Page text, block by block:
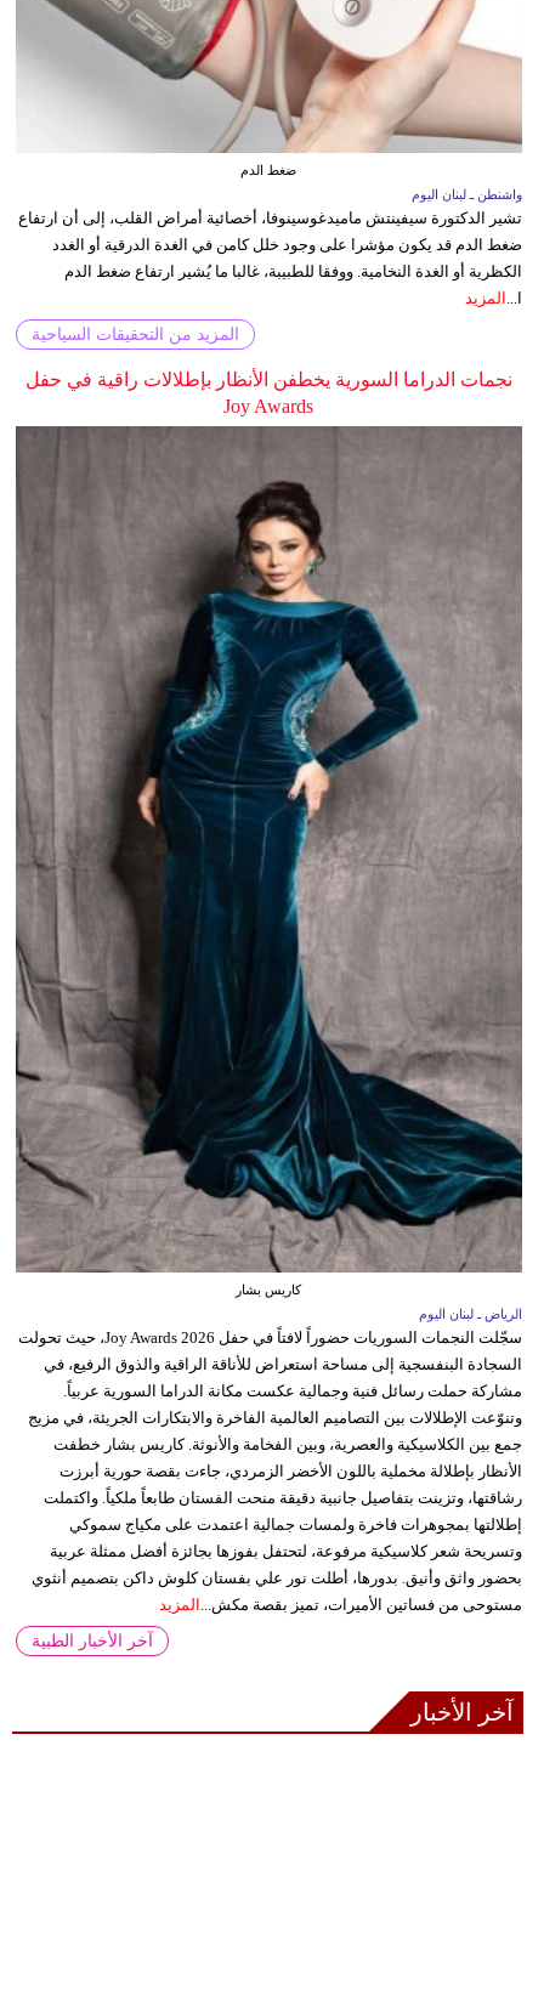
ضغط الدم
واشنطن ـ لبنان اليوم
تشير الدكتورة سيفينتش ماميدغوسينوفا، أخصائية أمراض القلب، إلى أن ارتفاع
ضغط الدم قد يكون مؤشرا على وجود خلل كامن في الغدة الدرقية أو الغدد
الكظرية أو الغدة النخامية. ووفقا للطبيبة، غالبا ما يُشير ارتفاع ضغط الدم
ا...
المزيد
المزيد من التحقيقات السياحية
نجمات الدراما السورية يخطفن الأنظار بإطلالات راقية في حفل
Joy Awards
كاريس بشار
الرياض ـ لبنان اليوم
سجّلت النجمات السوريات حضوراً لافتاً في حفل Joy Awards 2026، حيث تحولت
السجادة البنفسجية إلى مساحة استعراض للأناقة الراقية والذوق الرفيع، في
مشاركة حملت رسائل فنية وجمالية عكست مكانة الدراما السورية عربياً.
وتنوّعت الإطلالات بين التصاميم العالمية الفاخرة والابتكارات الجريئة، في مزيج
جمع بين الكلاسيكية والعصرية، وبين الفخامة والأنوثة. كاريس بشار خطفت
الأنظار بإطلالة مخملية باللون الأخضر الزمردي، جاءت بقصة حورية أبرزت
رشاقتها، وتزينت بتفاصيل جانبية دقيقة منحت الفستان طابعاً ملكياً. واكتملت
إطلالتها بمجوهرات فاخرة ولمسات جمالية اعتمدت على مكياج سموكي
وتسريحة شعر كلاسيكية مرفوعة، لتحتفل بفوزها بجائزة أفضل ممثلة عربية
بحضور واثق وأنيق. بدورها، أطلت نور علي بفستان كلوش داكن بتصميم أنثوي
مستوحى من فساتين الأميرات، تميز بقصة مكش...
المزيد
آخر الأخبار الطبية
آخر الأخبار